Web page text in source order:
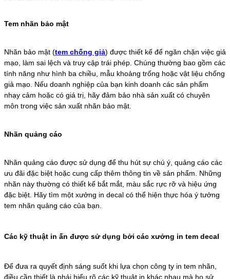
Tem nhãn bảo mật
Nhãn bảo mật (tem chống giả) được thiết kế để ngăn chặn việc giả
mạo, làm sai lệch và truy cập trái phép. Chúng thường bao gồm các
tính năng như hình ba chiều, mẫu khoảng trống hoặc vật liệu chống
giả mạo. Nếu doanh nghiệp của bạn kinh doanh các sản phẩm
nhạy cảm hoặc có giá trị, hãy đảm bảo nhà sản xuất có chuyên
môn trong việc sản xuất nhãn bảo mật.
Nhãn quảng cáo
Nhãn quảng cáo được sử dụng để thu hút sự chú ý, quảng cáo các
ưu đãi đặc biệt hoặc cung cấp thêm thông tin về sản phẩm. Những
nhãn này thường có thiết kế bắt mắt, màu sắc rực rỡ và hiệu ứng
đặc biệt. Hãy tìm một xưởng in decal có thể hiện thực hóa ý tưởng
tem nhãn quảng cáo của bạn.
Các kỹ thuật in ấn được sử dụng bởi các xưởng in tem decal
Để đưa ra quyết định sáng suốt khi lựa chọn công ty in tem nhãn,
điều cần thiết là phải hiểu rõ các kỹ thuật in khác nhau mà họ sử